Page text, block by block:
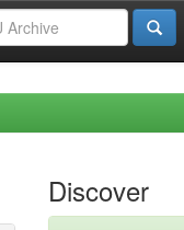
Discover